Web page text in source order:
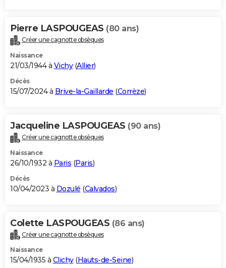
Bricolage
Lifestyle
Culture
Sport
Auto
Television
Voyage
Cinema
Pierre LASPOUGEAS (80 ans)
Créer une cagnotte obsèques
Naissance
21/03/1944 à Vichy(Allier)
Décès
15/07/2024 à Brive-la-Gaillarde (Corrèze)
Jacqueline LASPOUGEAS (90 ans)
Créer une cagnotte obsèques
Naissance
26/10/1932 à Paris (Paris)
Décès
10/04/2023 à Dozulé (Calvados)
Colette LASPOUGEAS (86 ans)
Créer une cagnotte obsèques
Naissance
15/04/1935 à Clichy(Hauts-de-Seine)